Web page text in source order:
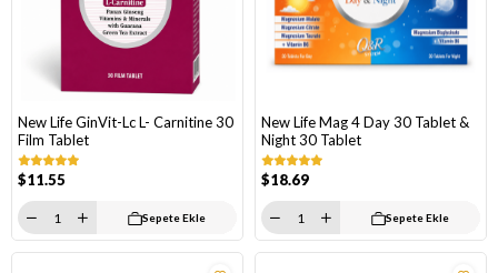
New Life GinVit-Lc L- Carnitine 30
Film Tablet
$11.55
Sepete Ekle
New Life Mag 4 Day 30 Tablet &
Night 30 Tablet
$18.69
Sepete Ekle